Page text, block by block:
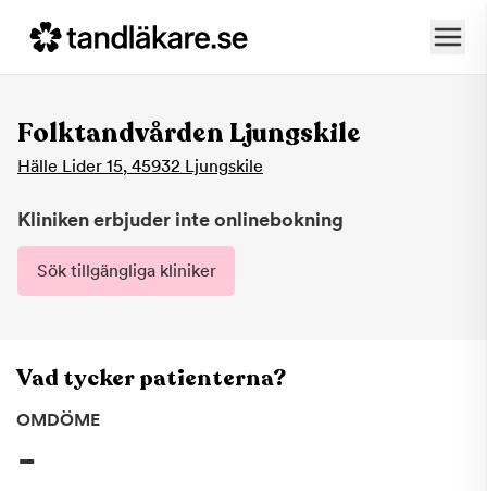
Folktandvården Ljungskile
Hälle Lider 15, 45932 Ljungskile
Kliniken erbjuder inte onlinebokning
Sök tillgängliga kliniker
Vad tycker patienterna?
OMDÖME
-